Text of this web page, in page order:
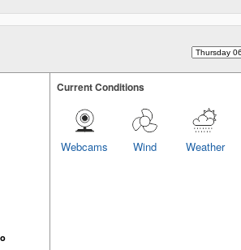
Current Conditions
Weather
Wind
Webcams